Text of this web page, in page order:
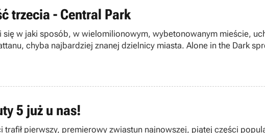
trzecia - Central Park
w jaki sposób, w wielomilionowym, wybetonowanym mieście,
chyba najbardziej znanej dzielnicy miasta. Alone in the Dark
5 już u nas!
pierwszy, premierowy zwiastun najnowszej, piątej części